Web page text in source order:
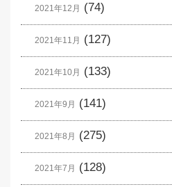
2021年12月 (74)
2021年11月 (127)
2021年10月 (133)
2021年9月 (141)
2021年8月 (275)
2021年7月 (128)